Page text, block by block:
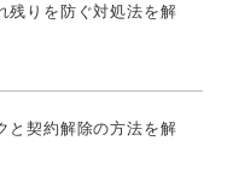
残りを防ぐ対処法を解
と契約解除の方法を解